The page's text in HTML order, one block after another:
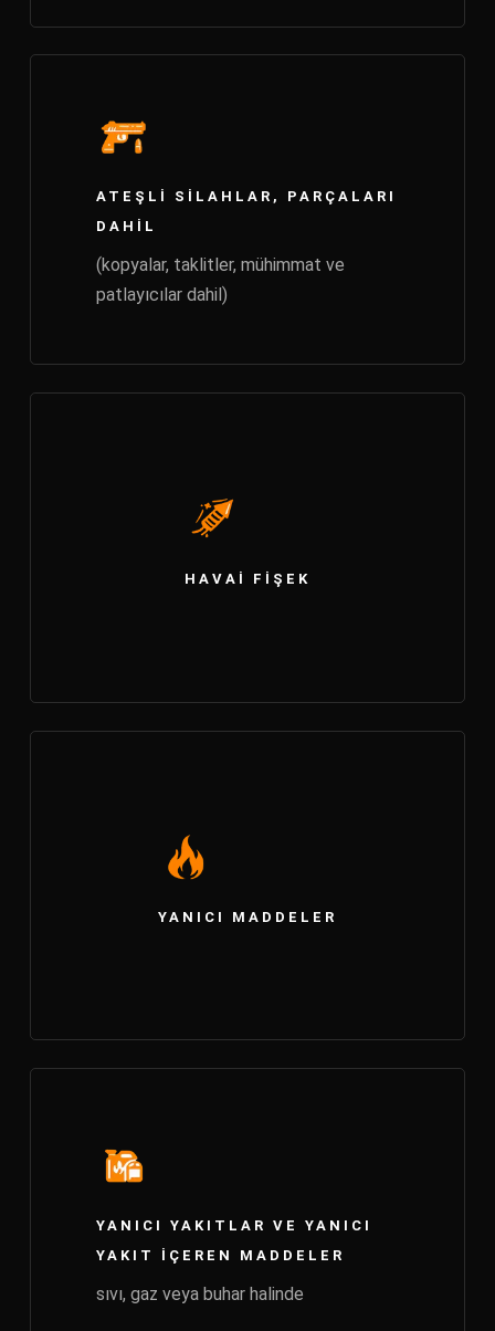
ATEŞLI SILAHLAR, PARÇALARI
DAHIL
(kopyalar, taklitler, mühimmat ve
patlayıcılar dahil)
HAVAI FIŞEK
YANICI MADDELER
YANICI YAKITLAR VE YANICI
YAKIT IÇEREN MADDELER
sıvı, gaz veya buhar halinde